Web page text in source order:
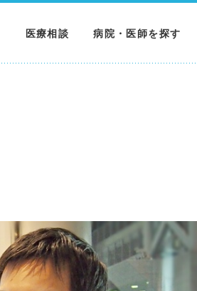
医療相談 病院・医師を探す